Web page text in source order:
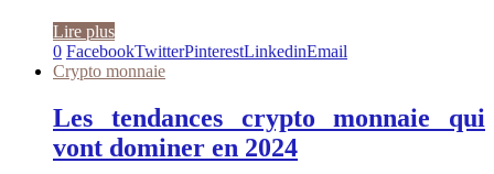
Lire plus
0 FacebookTwitterPinterestLinkedinEmail
Crypto monnaie
Les tendances crypto monnaie qui
vont dominer en 2024